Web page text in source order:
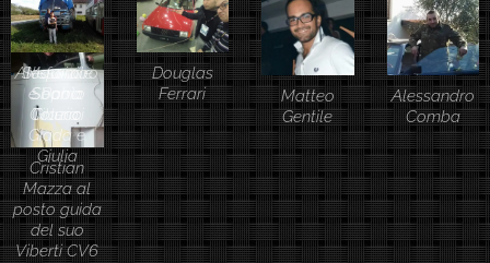
Douglas
Ferrari
Matteo
Gentile
Alessio
Zamorano
Di Felice
Alessandro
Comba
Cristian
Mazza al
posto guida
del suo
Viberti CV6
Maurizio
Sbarra,
Grazia,
Giada e
Giulia
Alessandro
e Paolo
Colucci
Stefano e
Sophia
Tiberio